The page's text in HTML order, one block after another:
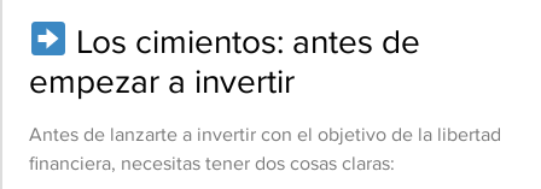
Los cimientos: antes de
empezar a invertir
Antes de lanzarte a invertir con el objetivo de la libertad
financiera, necesitas tener dos cosas claras: